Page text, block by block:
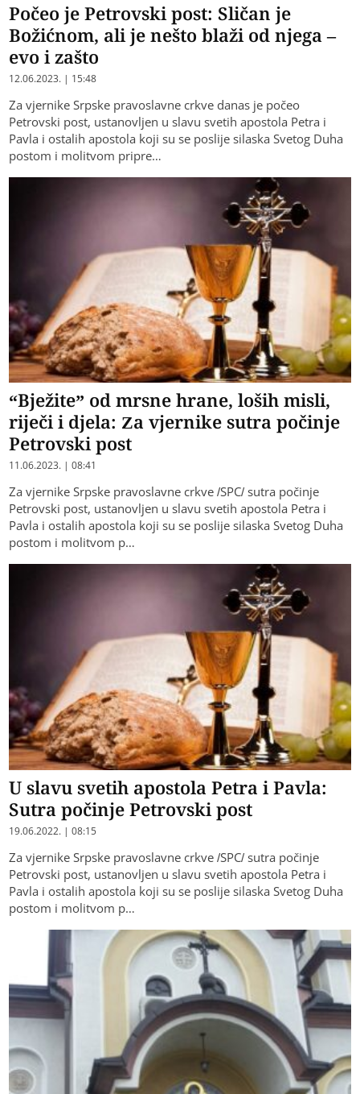
Počeo je Petrovski post: Sličan je
Božićnom, ali je nešto blaži od njega –
evo i zašto
12.06.2023. | 15:48
Za vjernike Srpske pravoslavne crkve danas je počeo
Petrovski post, ustanovljen u slavu svetih apostola Petra i
Pavla i ostalih apostola koji su se poslije silaska Svetog Duha
postom i molitvom pripre…
“Bježite” od mrsne hrane, loših misli,
riječi i djela: Za vjernike sutra počinje
Petrovski post
11.06.2023. | 08:41
Za vjernike Srpske pravoslavne crkve /SPC/ sutra počinje
Petrovski post, ustanovljen u slavu svetih apostola Petra i
Pavla i ostalih apostola koji su se poslije silaska Svetog Duha
postom i molitvom p…
U slavu svetih apostola Petra i Pavla:
Sutra počinje Petrovski post
19.06.2022. | 08:15
Za vjernike Srpske pravoslavne crkve /SPC/ sutra počinje
Petrovski post, ustanovljen u slavu svetih apostola Petra i
Pavla i ostalih apostola koji su se poslije silaska Svetog Duha
postom i molitvom p…